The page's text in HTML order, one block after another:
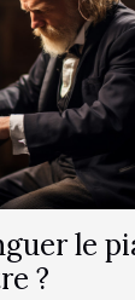
le
?